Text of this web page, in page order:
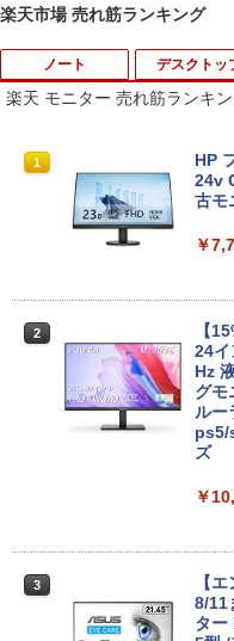
楽天市場 売れ筋ランキング
ノート
1
【中
ッド
降
中
CF-
C |
2.6(
月次
デスクトッ
1
【マ
esk
T 第
クト
スク
￥
中古
研究
B
￥
楽天 モニター 売れ筋ランキ
1
HP
24v
古モ
￥
2
【
24イ
Hz
グモ
ルー
ps5/
ズ
￥
3
【
8/11
ター